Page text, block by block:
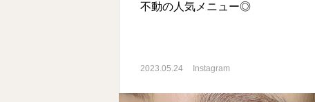
不動の人気メニュー◎
2023.05.24 Instagram